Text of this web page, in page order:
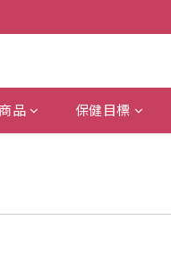
品 保健目標